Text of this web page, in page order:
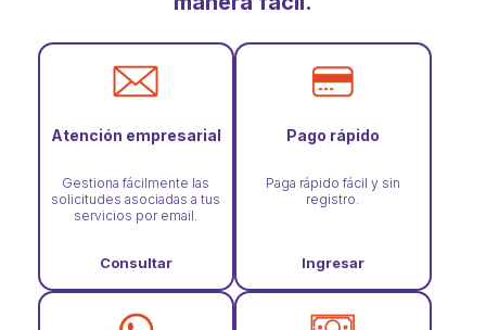
Atención empresarial
Gestiona fácilmente las
solicitudes asociadas a tus
servicios por email.
Consultar
Pago rápido
Paga rápido fácil y sin
registro.
Ingresar